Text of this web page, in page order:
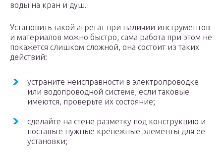
воды на кран и душ.
Установить такой агрегат при наличии инструментов
и материалов можно быстро, сама работа при этом не
покажется слишком сложной, она состоит из таких
действий:
устраните неисправности в электропроводке
или водопроводной системе, если таковые
имеются, проверьте их состояние;
сделайте на стене разметку под конструкцию и
поставьте нужные крепежные элементы для ее
установки;